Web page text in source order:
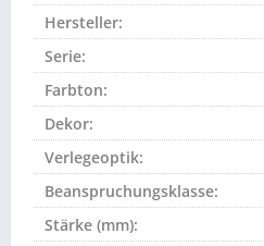
Hersteller:
Serie:
Farbton:
Dekor:
Verlegeoptik:
Beanspruchungsklasse:
Stärke (mm):